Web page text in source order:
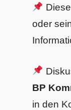
oder
BP
in den